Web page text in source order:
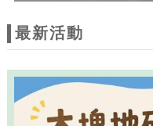
最新活動